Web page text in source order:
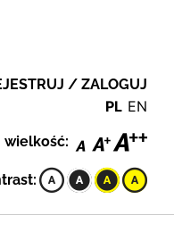
/ ZALOGUJ
PL EN
wielkość: